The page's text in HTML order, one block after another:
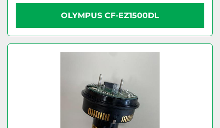
OLYMPUS CF-EZ1500DL